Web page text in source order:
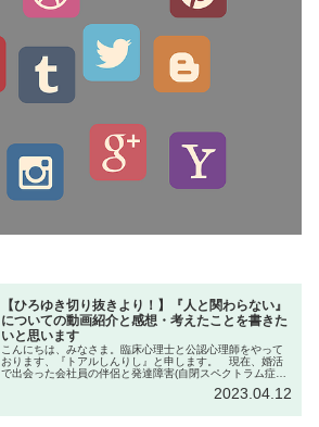
【ひろゆき切り抜きより！】『人と関わらない』
についての動画紹介と感想・考えたことを書きた
いと思います
こんにちは、みなさま。臨床心理士と公認心理師をやって
おります、『トアルしんりし』と申します。 現在、婚活
で出会った会社員の伴侶と発達障害(自閉スペクトラム症と
2023.04.12